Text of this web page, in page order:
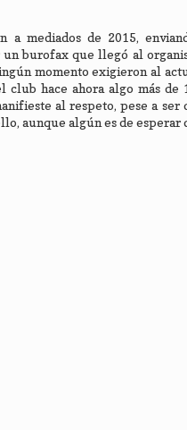
a mediados de 2015,
burofax que llegó al
momento exigieron al
hace ahora algo más de
al respeto, pese a ser
aunque algún es de esperar